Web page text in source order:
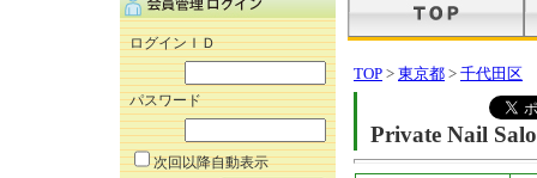
ログインＩＤ
パスワード
次回以降自動表示
TOP > 東京都 > 千代田区
Private Nail